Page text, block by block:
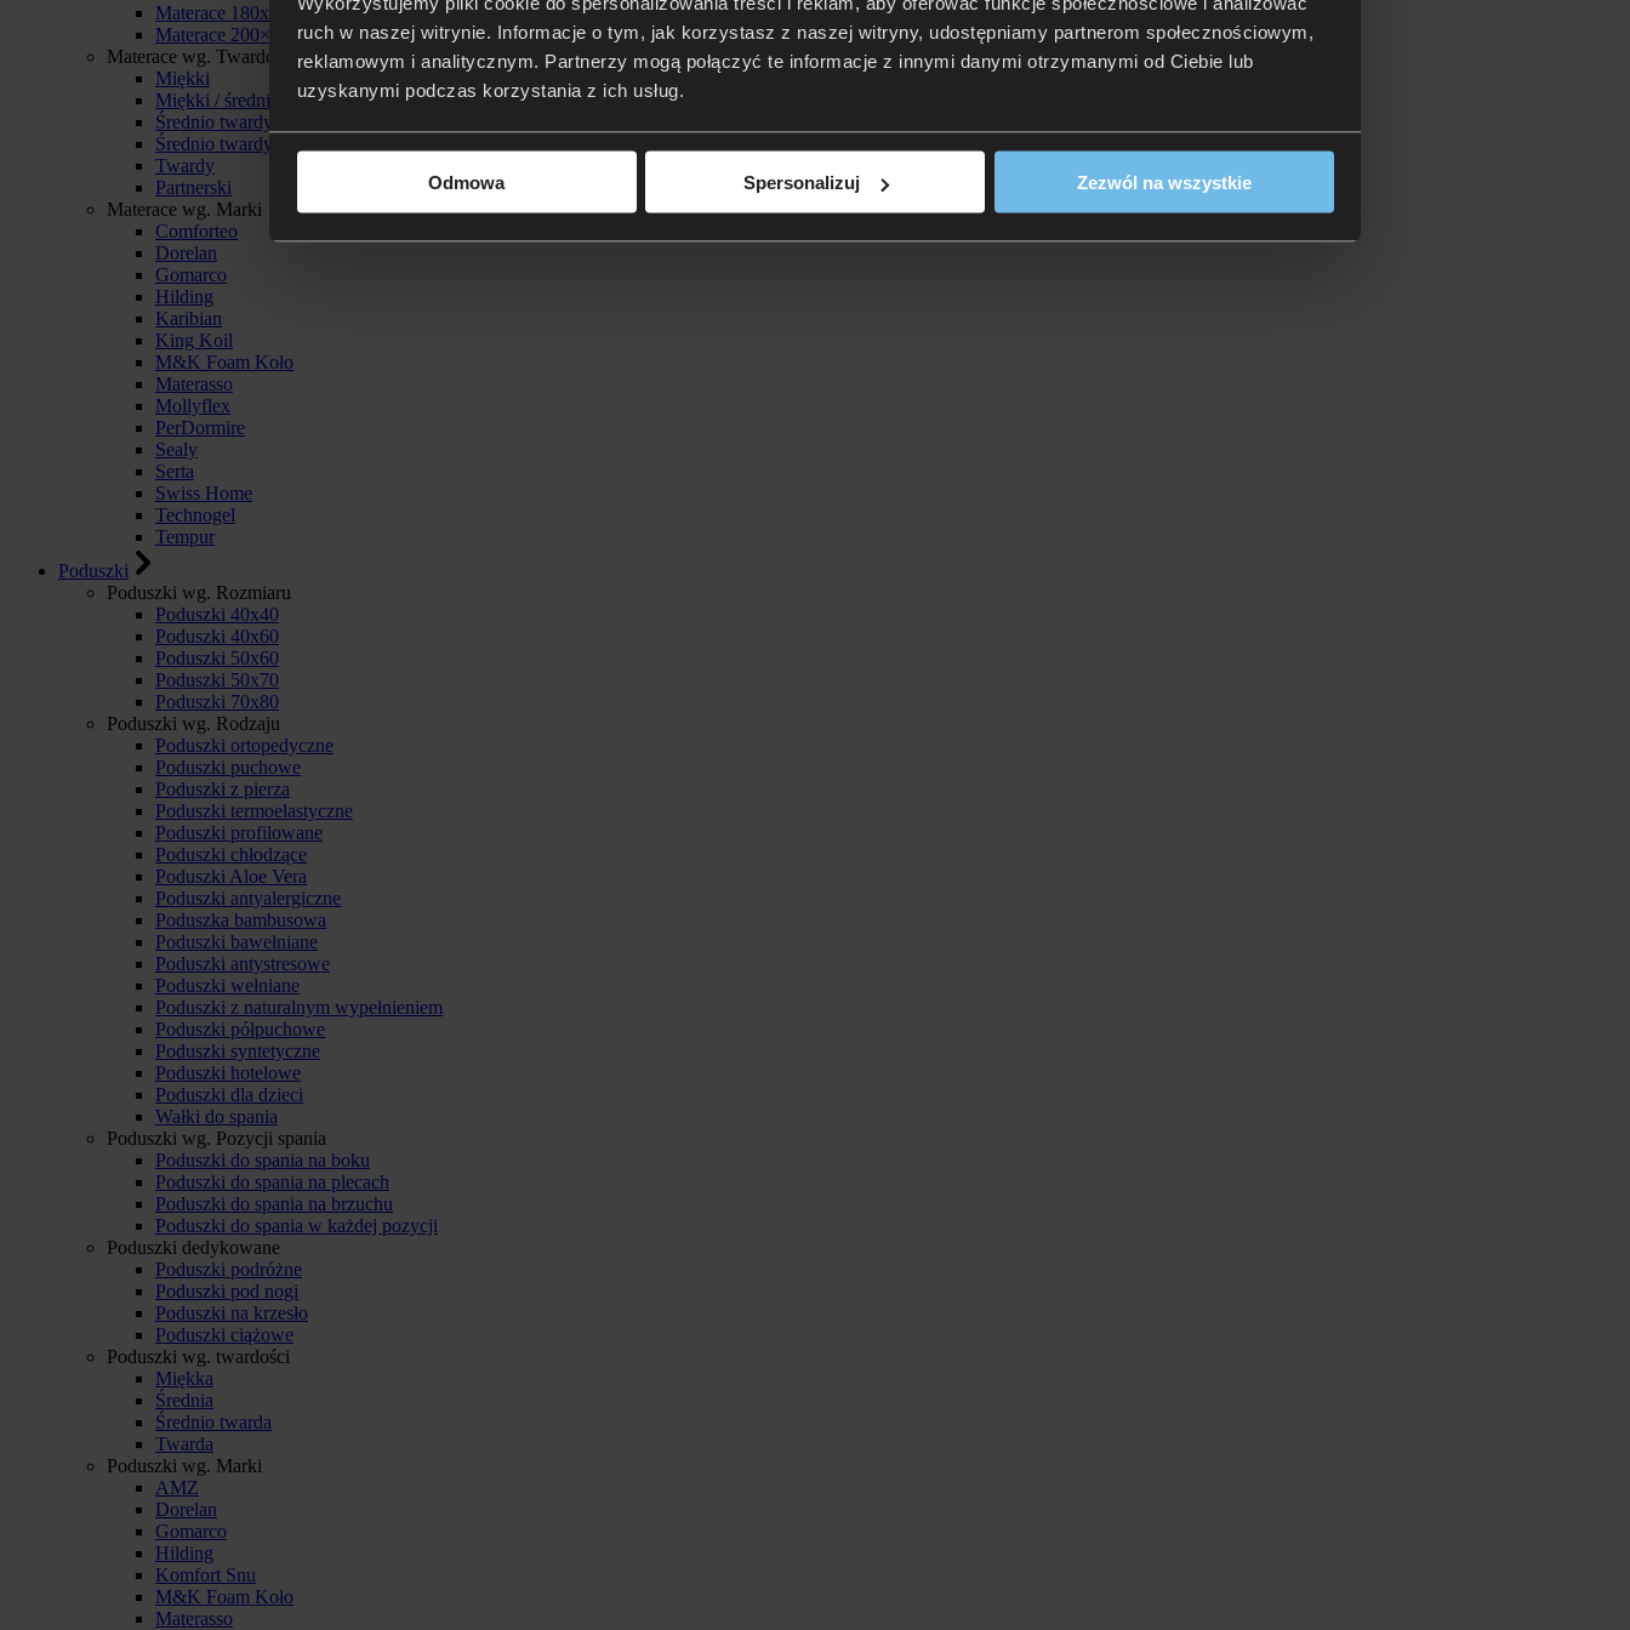
ruch w naszej witrynie. Informacje o tym, jak korzystasz z naszej witryny, udostępniamy partnerom społecznościowym,
reklamowym i analitycznym. Partnerzy mogą połączyć te informacje z innymi danymi otrzymanymi od Ciebie lub
uzyskanymi podczas korzystania z ich usług.
Odmowa Spersonalizuj Zezwól na wszystkie
Materace 180x200
Materace 200×200
Materace wg. Twardości
Miękki
Miękki / średnio twardy
Średnio twardy
Średnio twardy / twardy
Twardy
Partnerski
Materace wg. Marki
Comforteo
Dorelan
Gomarco
Hilding
Karibian
King Koil
M&K Foam Koło
Materasso
Mollyflex
PerDormire
Sealy
Serta
Swiss Home
Technogel
Tempur
Poduszki
Poduszki wg. Rozmiaru
Poduszki 40x40
Poduszki 40x60
Poduszki 50x60
Poduszki 50x70
Poduszki 70x80
Poduszki wg. Rodzaju
Poduszki ortopedyczne
Poduszki puchowe
Poduszki z pierza
Poduszki termoelastyczne
Poduszki profilowane
Poduszki chłodzące
Poduszki Aloe Vera
Poduszki antyalergiczne
Poduszka bambusowa
Poduszki bawełniane
Poduszki antystresowe
Poduszki wełniane
Poduszki z naturalnym wypełnieniem
Poduszki półpuchowe
Poduszki syntetyczne
Poduszki hotelowe
Poduszki dla dzieci
Wałki do spania
Poduszki wg. Pozycji spania
Poduszki do spania na boku
Poduszki do spania na plecach
Poduszki do spania na brzuchu
Poduszki do spania w każdej pozycji
Poduszki dedykowane
Poduszki podróżne
Poduszki pod nogi
Poduszki na krzesło
Poduszki ciążowe
Poduszki wg. twardości
Miękka
Średnia
Średnio twarda
Twarda
Poduszki wg. Marki
AMZ
Dorelan
Gomarco
Hilding
Komfort Snu
M&K Foam Koło
Materasso